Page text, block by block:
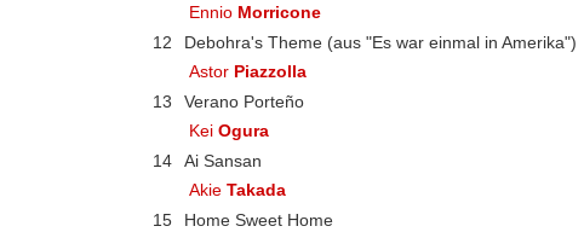
Ennio Morricone
12
Debohra's Theme (aus "Es war einmal in Amerika")
Astor Piazzolla
13
Verano Porteño
KeiOgura
14
Ai Sansan
AkieTakada
15
Home Sweet Home